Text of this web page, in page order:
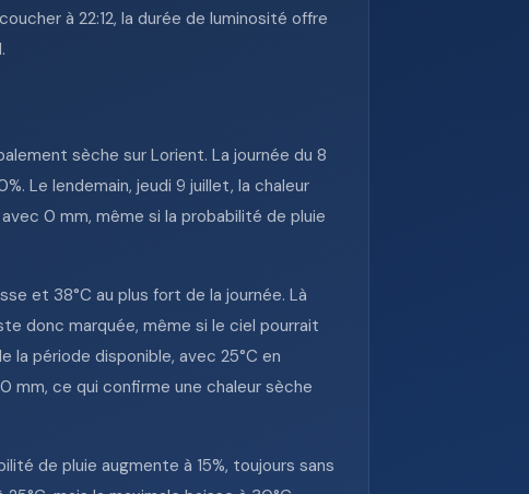
à 22:12, la durée de luminosité offre
sèche sur Lorient. La journée du 8
Le lendemain, jeudi 9 juillet, la chaleur
0 mm, même si la probabilité de pluie
et 38°C au plus fort de la journée. Là
donc marquée, même si le ciel pourrait
la période disponible, avec 25°C en
mm, ce qui confirme une chaleur sèche
de pluie augmente à 15%, toujours sans